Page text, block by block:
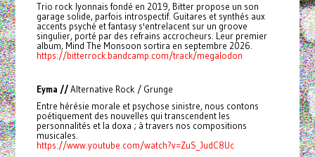
Trio rock lyonnais fondé en 2019, Bitter propose un son
garage solide, parfois introspectif. Guitares et synthés aux
accents psyché et fantasy s'entrelacent sur un groove
singulier, porté par des refrains accrocheurs. Leur premier
album, Mind The Monsoon sortira en septembre 2026.
https://bitterrock.bandcamp.com/track/megalodon
Eyma //Alternative Rock / Grunge
Entre hérésie morale et psychose sinistre, nous contons
poétiquement des nouvelles qui transcendent les
personnalités et la doxa ; à travers nos compositions
musicales.
https://www.youtube.com/watch?v=ZuS_JudC8Uc